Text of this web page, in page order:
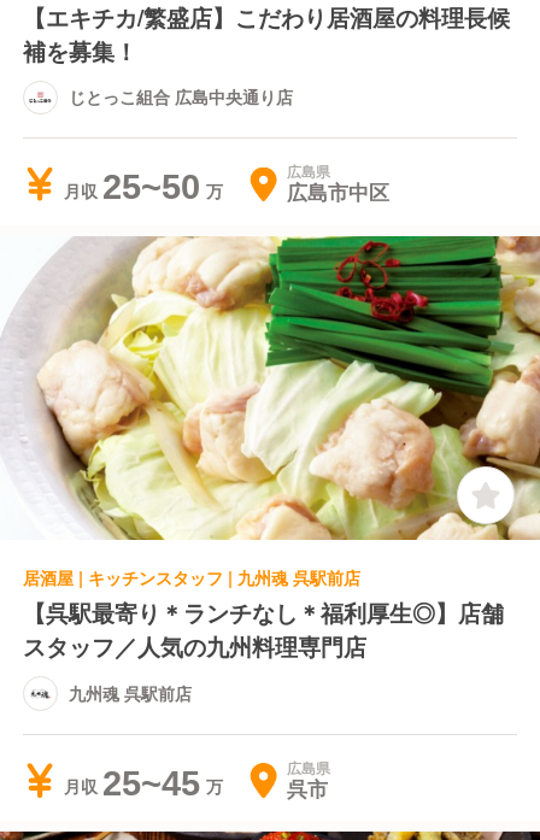
【エキチカ/繁盛店】こだわり居酒屋の料理長候
補を募集！
じとっこ組合 広島中央通り店
月収 25~50 広島県
広島市中区
居酒屋 | キッチンスタッフ | 九州魂 呉駅前店
【呉駅最寄り＊ランチなし＊福利厚生◎】店舗
スタッフ／人気の九州料理専門店
九州魂 呉駅前店
月収 25~45 広島県
呉市